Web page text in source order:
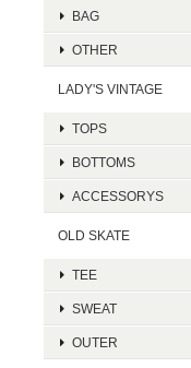
BAG
OTHER
LADY'S VINTAGE
TOPS
BOTTOMS
ACCESSORYS
OLD SKATE
TEE
SWEAT
OUTER